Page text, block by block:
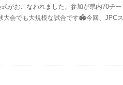
がおこなわれました。参加が県内70チー
大会でも大規模な試合です🏟️今回、JPCス